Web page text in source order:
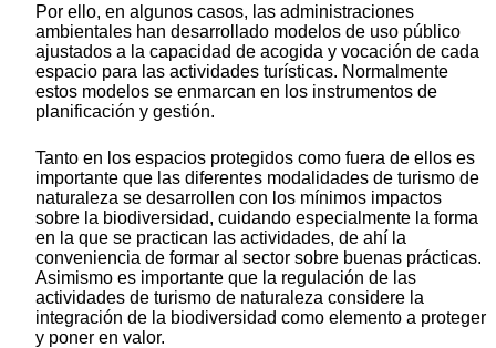
Por ello, en algunos casos, las administraciones
ambientales han desarrollado modelos de uso público
ajustados a la capacidad de acogida y vocación de cada
espacio para las actividades turísticas. Normalmente
estos modelos se enmarcan en los instrumentos de
planificación y gestión.
Tanto en los espacios protegidos como fuera de ellos es
importante que las diferentes modalidades de turismo de
naturaleza se desarrollen con los mínimos impactos
sobre la biodiversidad, cuidando especialmente la forma
en la que se practican las actividades, de ahí la
conveniencia de formar al sector sobre buenas prácticas.
Asimismo es importante que la regulación de las
actividades de turismo de naturaleza considere la
integración de la biodiversidad como elemento a proteger
y poner en valor.